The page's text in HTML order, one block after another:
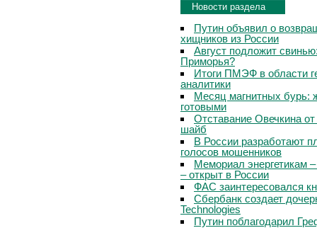
Новости раздела
Путин объявил о
хищников из России
Август подложит
Приморья?
Итоги ПМЭФ в области
аналитики
Месяц магнитных бурь:
готовыми
Отставание Овечкина
шайб
В России разработают
голосов мошенников
Мемориал энергетикам
– открыт в России
ФАС заинтересовался
Сбербанк создает
Technologies
Путин поблагодарил